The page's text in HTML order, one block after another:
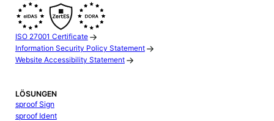
ISO 27001 Certificate
Information Security Policy Statement
Website Accessibility Statement
LÖSUNGEN
sproof Sign
sproof Ident